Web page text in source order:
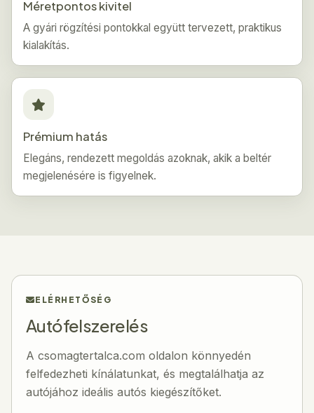
Méretpontos kivitel
A gyári rögzítési pontokkal együtt tervezett, praktikus
kialakítás.
Prémium hatás
Elegáns, rendezett megoldás azoknak, akik a beltér
megjelenésére is figyelnek.
ELÉRHETŐSÉG
Autófelszerelés
A csomagtertalca.com oldalon könnyedén
felfedezheti kínálatunkat, és megtalálhatja az
autójához ideális autós kiegészítőket.